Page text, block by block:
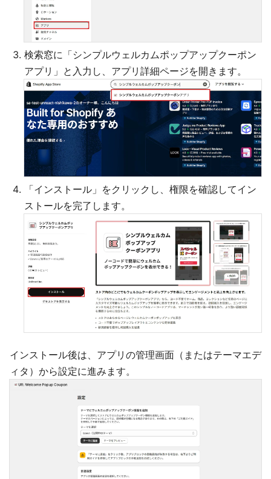
検索窓に「シンプルウェルカムポップアップクーポン
アプリ」と入力し、アプリ詳細ページを開きます。
「インストール」をクリックし、権限を確認してイン
ストールを完了します。
インストール後は、アプリの管理画面（またはテーマエデ
ィタ）から設定に進みます。